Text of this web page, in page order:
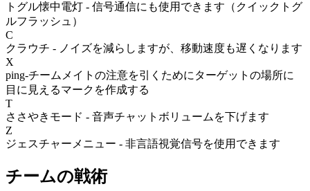
トグル懐中電灯 - 信号通信にも使用できます（クイックトグ
ルフラッシュ）
C
クラウチ - ノイズを減らしますが、移動速度も遅くなります
X
ping-チームメイトの注意を引くためにターゲットの場所に
目に見えるマークを作成する
T
ささやきモード - 音声チャットボリュームを下げます
Z
ジェスチャーメニュー - 非言語視覚信号を使用できます
チームの戦術